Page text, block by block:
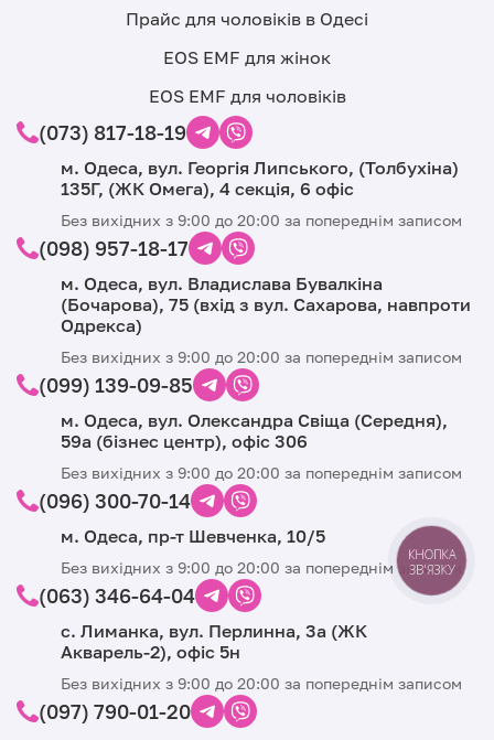
Прайс для чоловіків в Одесі
EOS EMF для жінок
EOS EMF для чоловіків
(073) 817-18-19
м. Одеса, вул. Георгія Липського, (Толбухіна)
135Г, (ЖК Омега), 4 секція, 6 офіс
Без вихідних з 9:00 до 20:00 за попереднім записом
(098) 957-18-17
м. Одеса, вул. Владислава Бувалкіна
(Бочарова), 75 (вхід з вул. Сахарова, навпроти
Одрекса)
Без вихідних з 9:00 до 20:00 за попереднім записом
(099) 139-09-85
м. Одеса, вул. Олександра Свіща (Середня),
59а (бізнес центр), офіс 306
Без вихідних з 9:00 до 20:00 за попереднім записом
(096) 300-70-14
м. Одеса, пр-т Шевченка, 10/5
Без вихідних з 9:00 до 20:00 за попереднім записом
(063) 346-64-04
с. Лиманка, вул. Перлинна, 3а (ЖК
Акварель-2), офіс 5н
Без вихідних з 9:00 до 20:00 за попереднім записом
(097) 790-01-20
КНОПКА
ЗВ'ЯЗКУ